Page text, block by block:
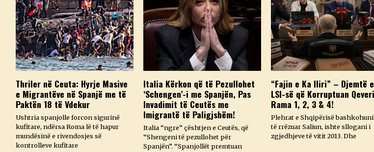
Thriler në Ceuta: Hyrje Masive
e Migrantëve në Spanjë me të
Paktën 18 të Vdekur
Ushtria spanjolle forcon sigurinë
kufitare, ndërsa Roma lë të hapur
mundësinë e rivendosjes së
kontrolleve kufitare
Italia Kërkon që të Pezullohet
‘Schengen’-i me Spanjën, Pas
Invadimit të Ceutës me
Imigrantë të Paligjshëm!
Italia “ngre” çështjen e Ceutës, që
“Shengeni të pezullohet për
Spanjën”. “Spanjollët premtuan
“Fajin e Ka Iliri” – Djemtë e
LSI-së që Korruptuan
Rama 1, 2, 3 & 4!
Plehrat e Shqipërisë
të rrëzuar Saliun, ishte sllogani i
zgjedhjeve të vitit 2013. Dhe